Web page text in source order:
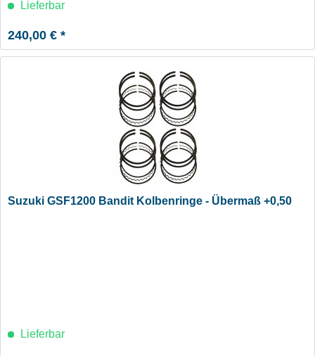
Lieferbar
240,00 € *
Suzuki GSF1200 Bandit Kolbenringe - Übermaß +0,50
Lieferbar